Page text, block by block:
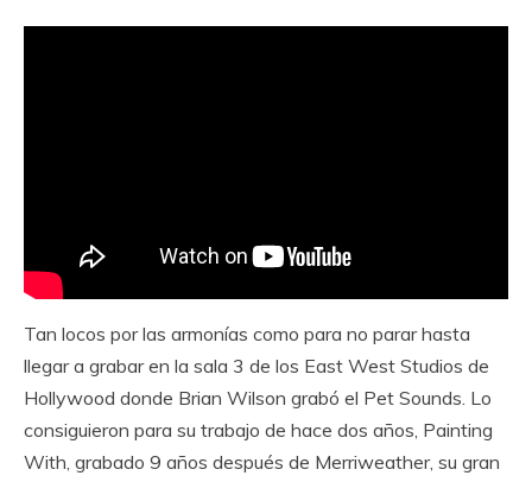
Tan locos por las armonías como para no parar hasta
llegar a grabar en la sala 3 de los East West Studios de
Hollywood donde Brian Wilson grabó el Pet Sounds. Lo
consiguieron para su trabajo de hace dos años, Painting
With, grabado 9 años después de Merriweather, su gran